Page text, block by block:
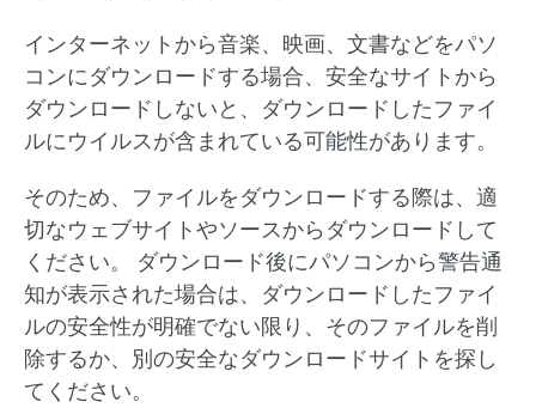
インターネットから音楽、映画、文書などをパソ
コンにダウンロードする場合、安全なサイトから
ダウンロードしないと、ダウンロードしたファイ
ルにウイルスが含まれている可能性があります。
そのため、ファイルをダウンロードする際は、適
切なウェブサイトやソースからダウンロードして
ください。 ダウンロード後にパソコンから警告通
知が表示された場合は、ダウンロードしたファイ
ルの安全性が明確でない限り、そのファイルを削
除するか、別の安全なダウンロードサイトを探し
てください。